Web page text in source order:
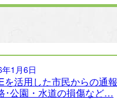
1月6日
を活用した市民からの通報
･公園・水道の損傷など…